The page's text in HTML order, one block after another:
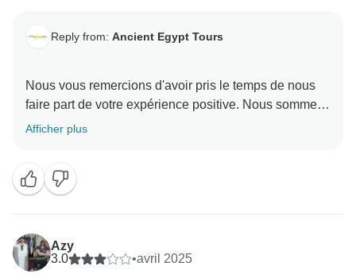
Reply from: Ancient Egypt Tours
Nous vous remercions d'avoir pris le temps de nous
faire part de votre expérience positive. Nous sommes
ravis que vous ayez apprécié votre aventure. Vos
nous. Nous espérons avoir le plaisir de vous accueillir
à nouveau ici bientôt.
L'équipe d'Ancient Egypt Tours
Afficher plus
Azy
3.0
•avril 2025